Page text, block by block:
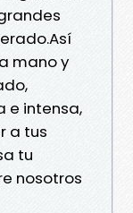
mano y
e intensa,
a tus
tu
nosotros